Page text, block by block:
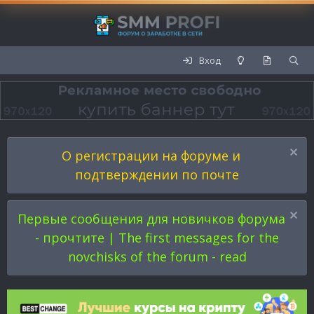
Вход
О регистрации на форуме и
подтверждении по почте
Первые сообщения для новичков форума
- прочтите | The first messages for the
novchisks of the forum - read